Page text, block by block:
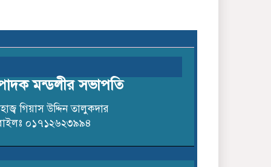
হলেন মোঃ আব্দুল জলিল।
মন্ডলীর সভাপতি
গিয়াস উদ্দিন তালুকদার
০১৭১২৬২৩৯৯৪